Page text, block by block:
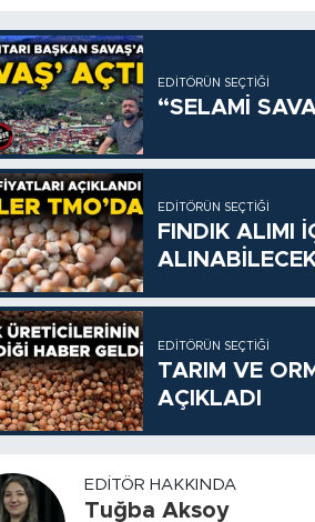
EDITÖRÜN SEÇTIĞI
“SELAMİ
EDITÖRÜN SEÇTIĞI
FINDIK ALIMI
EDITÖRÜN SEÇTIĞI
TARIM VE
AÇIKLADI
EDITÖR HAKKINDA
Tuğba Aksoy